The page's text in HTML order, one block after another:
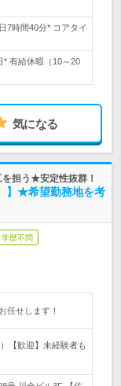
時間40分* コアタイ
* 有給休暇（10～20
気になる
担う★安定性抜群！
】★希望勤務地を考
学歴不問
任せします！
【歓迎】未経験者も